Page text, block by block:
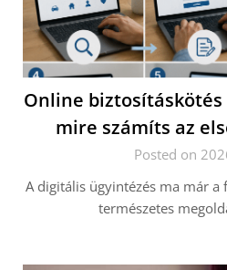
Online biztosításkötés
mire számíts az
Posted on
A digitális ügyintézés ma már a
természetes